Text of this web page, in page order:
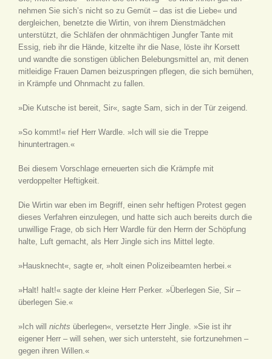
nehmen Sie sich’s nicht so zu Gemüt – das ist die Liebe« und
dergleichen, benetzte die Wirtin, von ihrem Dienstmädchen
unterstützt, die Schläfen der ohnmächtigen Jungfer Tante mit
Essig, rieb ihr die Hände, kitzelte ihr die Nase, löste ihr Korsett
und wandte die sonstigen üblichen Belebungsmittel an, mit denen
mitleidige Frauen Damen beizuspringen pflegen, die sich bemühen,
in Krämpfe und Ohnmacht zu fallen.
»Die Kutsche ist bereit, Sir«, sagte Sam, sich in der Tür zeigend.
»So kommt!« rief Herr Wardle. »Ich will sie die Treppe
hinuntertragen.«
Bei diesem Vorschlage erneuerten sich die Krämpfe mit
verdoppelter Heftigkeit.
Die Wirtin war eben im Begriff, einen sehr heftigen Protest gegen
dieses Verfahren einzulegen, und hatte sich auch bereits durch die
unwillige Frage, ob sich Herr Wardle für den Herrn der Schöpfung
halte, Luft gemacht, als Herr Jingle sich ins Mittel legte.
»Hausknecht«, sagte er, »holt einen Polizeibeamten herbei.«
»Halt! halt!« sagte der kleine Herr Perker. »Überlegen Sie, Sir –
überlegen Sie.«
»Ich will nichts überlegen«, versetzte Herr Jingle. »Sie ist ihr
eigener Herr – will sehen, wer sich untersteht, sie fortzunehmen –
gegen ihren Willen.«